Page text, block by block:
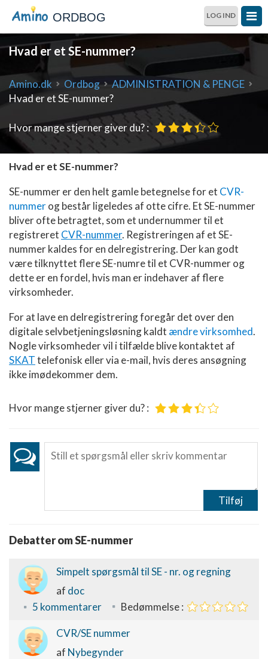
ORDBOG LOG IND
Hvad er et SE-nummer?
Amino.dk Ordbog
ADMINISTRATION & PENGE
Hvad er et SE-nummer?
Hvor mange stjerner giver du? :
Hvad er et SE-nummer?
SE-nummer er den helt gamle betegnelse for et CVR-
nummerog består ligeledes af otte cifre. Et SE-nummer
bliver ofte betragtet, som et undernummer til et
registreret CVR-nummer. Registreringen af et SE-
nummer kaldes for en delregistrering. Der kan godt
være tilknyttet flere SE-numre til et CVR-nummer og
dette er en fordel, hvis man er indehaver af flere
virksomheder.
For at lave en delregistrering foregår det over den
digitale selvbetjeningsløsning kaldt ændre virksomhed.
Nogle virksomheder vil i tilfælde blive kontaktet af
SKATtelefonisk eller via e-mail, hvis deres ansøgning
ikke imødekommer dem.
Hvor mange stjerner giver du? :
Tilføj
Debatter om SE-nummer
Simpelt spørgsmål til SE - nr. og regning
af doc
5 kommentarer
Bedømmelse :
CVR/SE nummer
af Nybegynder